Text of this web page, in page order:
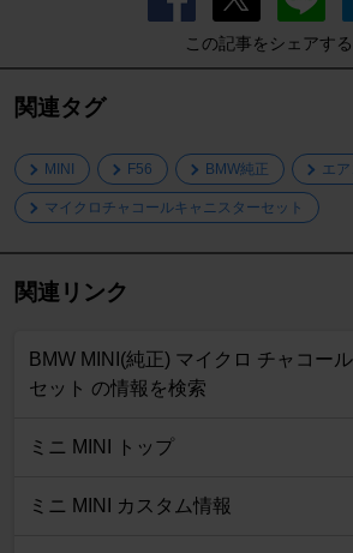
この記事をシェアする
関連タグ
MINI F56 BMW純正 エ
マイクロチャコールキャニスターセット
関連リンク
BMW MINI(純正) マイクロ チャコー
セット の情報を検索
ミニ MINI トップ
ミニ MINI カスタム情報